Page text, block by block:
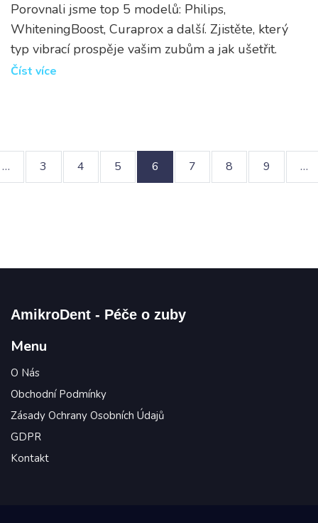
Porovnali jsme top 5 modelů: Philips,
WhiteningBoost, Curaprox a další. Zjistěte, který
typ vibrací prospěje vašim zubům a jak ušetřit.
Číst více
… 3 4 5 6 7 8 9 …
AmikroDent - Péče o zuby
Menu
O Nás
Obchodní Podmínky
Zásady Ochrany Osobních Údajů
GDPR
Kontakt